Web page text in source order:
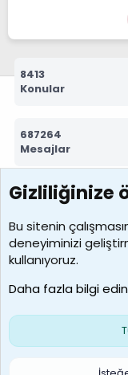
8413
Konular
687264
Mesajlar
7388
Kullanıcılar
borabekirogluu
Son üye
Çerezler
Gizliliğinize
Bu sitenin
deneyiminizi
kullanıyoruz.
Daha fazla bilgi